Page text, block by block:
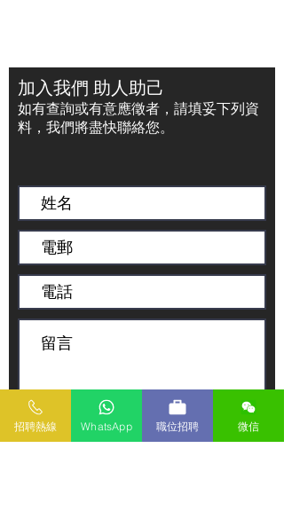
加入我們 助人助己
如有查詢或有意應徵者，請填妥下列資
料，我們將盡快聯絡您。
招聘熱線 WhatsApp 職位招聘 微信